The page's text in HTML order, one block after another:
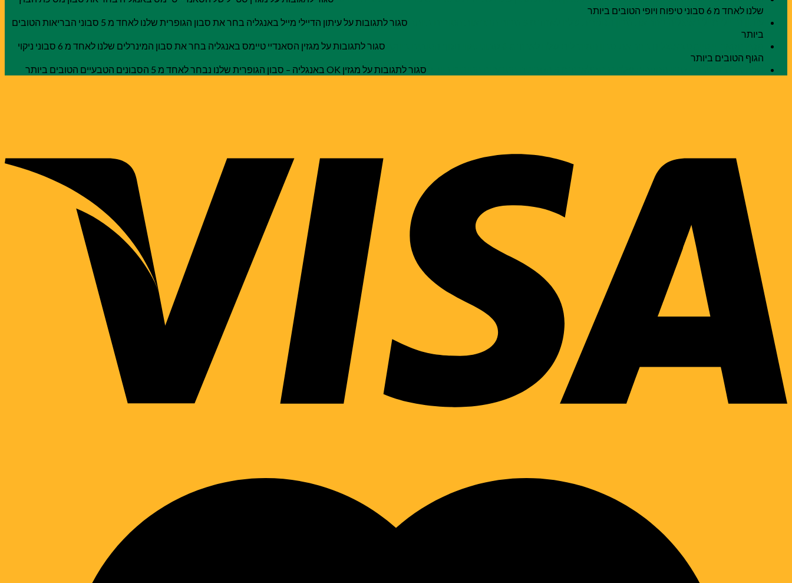
שלנו לאחד מ 6 סבוני טיפוח ויופי הטובים ביותר
סגור לתגובות
על עיתון הדיילי מייל באנגליה בחר את סבון הגופרית שלנו לאחד מ 5 סבוני הבריאות הטובים
ביותר
סגור לתגובות
על מגזין הסאנדיי טיימס באנגליה בחר את סבון המינרלים שלנו לאחד מ 6 סבוני ניקוי
הגוף הטובים ביותר
סגור לתגובותעל מגזין OK באנגליה – סבון הגופרית שלנו נבחר לאחד מ 5 הסבונים הטבעיים הטובים ביותר